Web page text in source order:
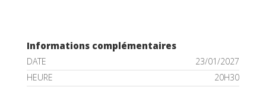
Informations complémentaires
DATE
23/01/2027
HEURE
20H30